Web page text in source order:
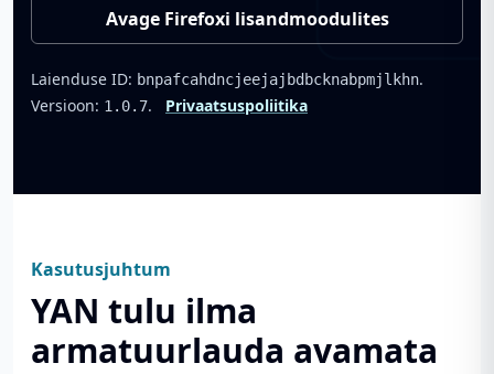
Avage Firefoxi lisandmoodulites
Laienduse ID: bnpafcahdncjeejajbdbcknabpmjlkhn.
Versioon: 1.0.7. Privaatsuspoliitika
Kasutusjuhtum
YAN tulu ilma
armatuurlauda avamata